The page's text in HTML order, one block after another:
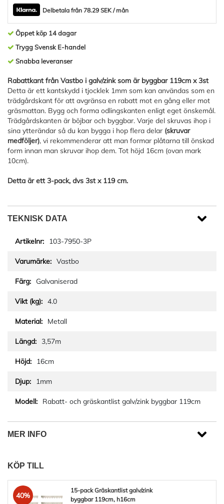
Delbetala från 78.29 SEK / mån
Öppet köp 14 dagar
Trygg Svensk E-handel
Snabba leveranser
Rabattkant från Vastbo i galv/zink som är byggbar 119cm x 3st
Detta är ett kantskydd i tjocklek 1mm som kan användas som en
trädgårdskant för att avgränsa en rabatt mot en gång eller mot
gräsmattan. Bygg och forma odlingskanten enligt eget önskemål.
Trädgårdskanten är böjbar och byggbar. Varje del skruvas ihop i
sina ytterändar så du kan bygga i hop flera delar (skruvar
medföljer), vi rekommenderar att man formar plåtarna till önskad
form innan man skruvar ihop dem. Tot höjd 16cm (ovan mark
10cm).
Detta är ett 3-pack, dvs 3st x 119 cm.
TEKNISK DATA
103-7950-3P
Vastbo
Galvaniserad
4.0
Metall
3,57m
16cm
1mm
Rabatt- och gräskantlist galv/zink byggbar 119cm
MER INFO
KÖP TILL
40%
15-pack Gräskantlist galv/zink
byggbar 119cm, h16cm